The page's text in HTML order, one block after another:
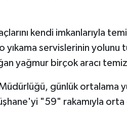
kendi imkanlarıyla
yıkama servislerinin
yağmur birçok aracı
günlük ortalama
"59" rakamıyla